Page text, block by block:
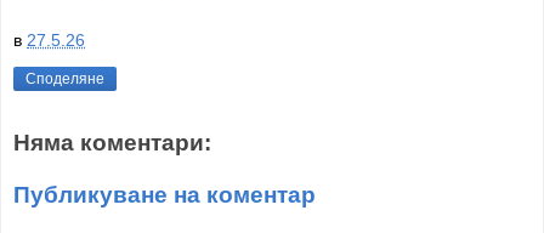
в 27.5.26
Споделяне
Няма коментари:
Публикуване на коментар